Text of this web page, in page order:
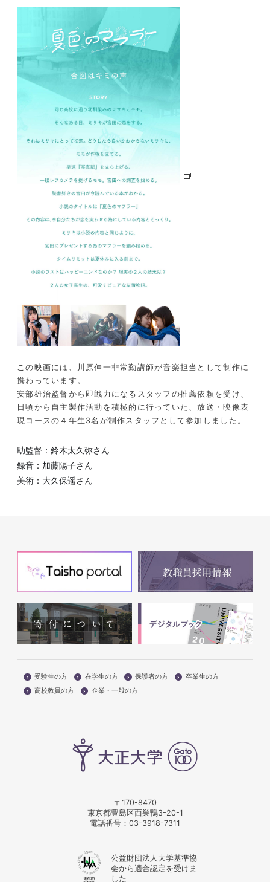
この映画には、川原伸一非常勤講師が音楽担当として制作に
携わっています。
安部雄治監督から即戦力になるスタッフの推薦依頼を受け、
日頃から自主製作活動を積極的に行っていた、放送・映像表
現コースの４年生3名が制作スタッフとして参加しました。
助監督：鈴木太久弥さん
録音：加藤陽子さん
美術：大久保遥さん
受験生の方 在学生の方 保護者の方
卒業生の方
高校教員の方
企業・一般の方
〒170-8470
東京都豊島区西巣鴨3-20-1
電話番号： 03-3918-7311
公益財団法人大学基準協
会から適合認定を受けま
した